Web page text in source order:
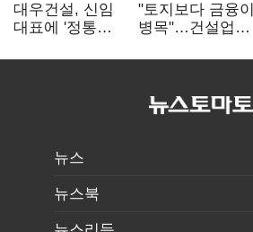
대우건설, 신임
대표에 '정통
부사장 내정
"토지보다 금융이
병목"…건설업계,
해소 목소리
뉴스
뉴스북